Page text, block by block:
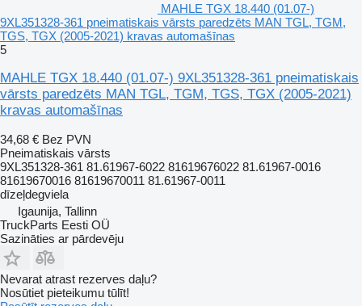
MAHLE TGX 18.440 (01.07-)
9XL351328-361 pneimatiskais vārsts paredzēts MAN TGL, TGM,
TGS, TGX (2005-2021) kravas automašīnas
5
MAHLE TGX 18.440 (01.07-) 9XL351328-361 pneimatiskais
vārsts paredzēts MAN TGL, TGM, TGS, TGX (2005-2021)
kravas automašīnas
34,68 € Bez PVN
Pneimatiskais vārsts
9XL351328-361 81.61967-6022 81619676022 81.61967-0016
81619670016 81619670011 81.61967-0011
dīzeļdegviela
Igaunija, Tallinn
TruckParts Eesti OÜ
Sazināties ar pārdevēju
Nevarat atrast rezerves daļu?
Nosūtiet pieteikumu tūlīt!